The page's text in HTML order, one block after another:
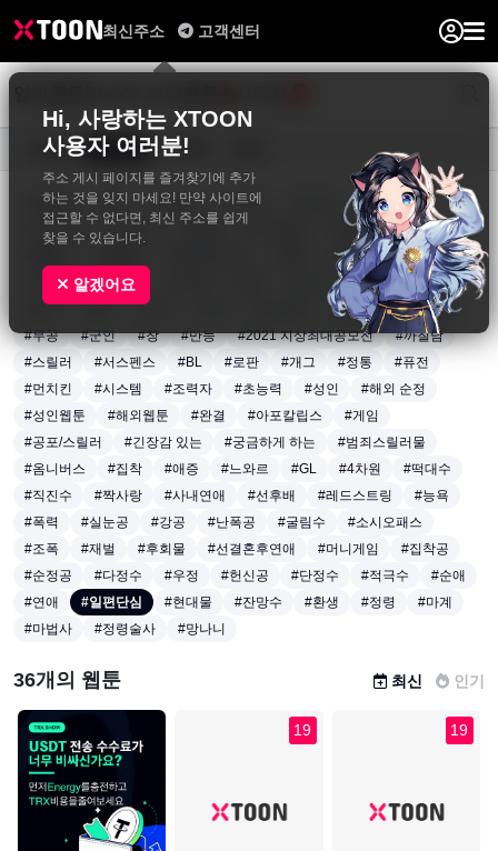
최신주소
Hi, 사랑하는 XTOON
사용자 여러분!
주소 게시 페이지를 즐겨찾기에 추가
하는 것을 잊지 마세요! 만약 사이트에
접근할 수 없다면, 최신 주소를 쉽게
찾을 수 있습니다.
알겠어요
고객센터
요일별 장르별 연재중
#동양풍 #액션 #판타지 #드라마
#재회물
#인외존재
#다정남 #순정남
#엉뚱발랄녀
#트라우마
#계약관계
#일상 #전쟁
#생존
#회귀
#영지 #노력 #용병
#왕족/귀족
#무공
#군인 #창 #만능 #2021 지상최대공모전
#까칠남
#스릴러
#서스펜스 #BL #로판 #개그 #정통
#퓨전
#먼치킨
#시스템 #조력자 #초능력 #성인
#해외 순정
#성인웹툰
#해외웹툰 #완결 #아포칼립스
#게임
#공포/스릴러
#긴장감 있는 #궁금하게 하는
#범죄스릴러물
#옴니버스
#집착 #애증 #느와르 #GL #4차원
#떡대수
#직진수
#짝사랑 #사내연애 #선후배 #레드스트링
#능욕
#폭력
#실눈공 #강공 #난폭공 #굴림수
#소시오패스
#조폭
#재벌 #후회물 #선결혼후연애 #머니게임
#집착공
#순정공
#다정수 #우정 #헌신공 #단정수 #적극수
#순애
#연애
#일편단심 #현대물 #잔망수 #환생 #정령
#마계
#마법사
#정령술사 #망나니
36개의 웹툰 최신 인기
19 19